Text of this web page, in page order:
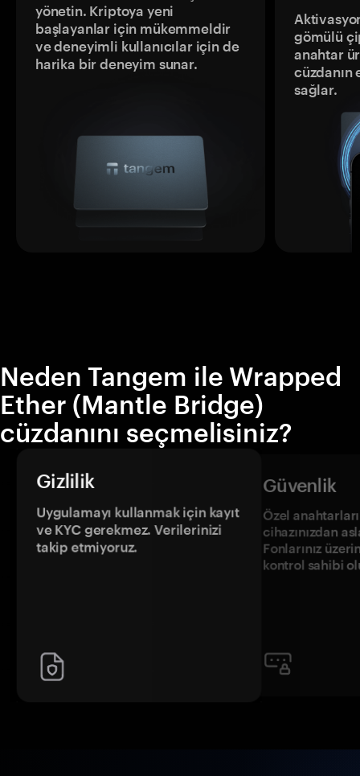
yönetin. Kriptoya yeni
başlayanlar için mükemmeldir
ve deneyimli kullanıcılar için de
harika bir deneyim sunar.
gömülü
anahtar
sağlar.
Neden Tangem ile Wrapped
Ether (Mantle Bridge)
cüzdanını seçmelisiniz?
Gizlilik
Uygulamayı kullanmak için kayıt
ve KYC gerekmez. Verilerinizi
takip etmiyoruz.
Güvenlik
Özel
cihazınızdan
Fonlarınız
kontrol sahibi